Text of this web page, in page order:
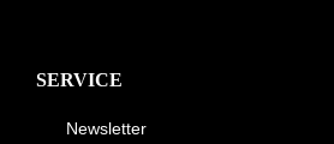
SERVICE
Newsletter